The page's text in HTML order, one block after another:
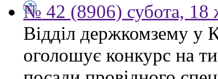
№ 42 (8906) субота, 18
Відділ держкомзему у
оголошує конкурс на